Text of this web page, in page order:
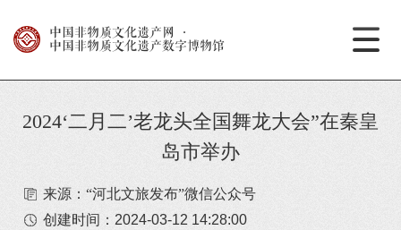
中国非物质文化遗产网
·
中国非物质文化遗产数字博物馆
2024‘二月二’老龙头全国舞龙大会”在秦皇
岛市举办
来源：“河北文旅发布”微信公众号
创建时间： 2024-03-12 14:28:00